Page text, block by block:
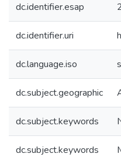
dc.identifier.esap
dc.identifier.uri
dc.language.iso
dc.subject.geographic
dc.subject.keywords
dc.subject.keywords